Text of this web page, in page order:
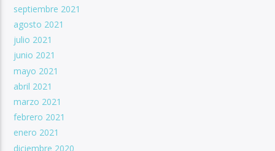
septiembre 2021
agosto 2021
julio 2021
junio 2021
mayo 2021
abril 2021
marzo 2021
febrero 2021
enero 2021
diciembre 2020